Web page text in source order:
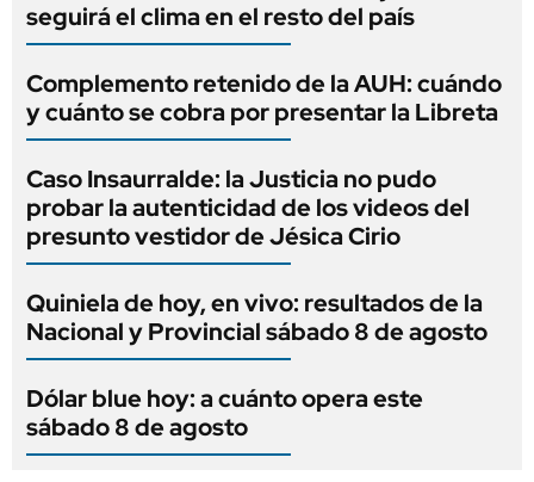
seguirá el clima en el resto del país
Complemento retenido de la AUH: cuándo
y cuánto se cobra por presentar la Libreta
Caso Insaurralde: la Justicia no pudo
probar la autenticidad de los videos del
presunto vestidor de Jésica Cirio
Quiniela de hoy, en vivo: resultados de la
Nacional y Provincial sábado 8 de agosto
Dólar blue hoy: a cuánto opera este
sábado 8 de agosto